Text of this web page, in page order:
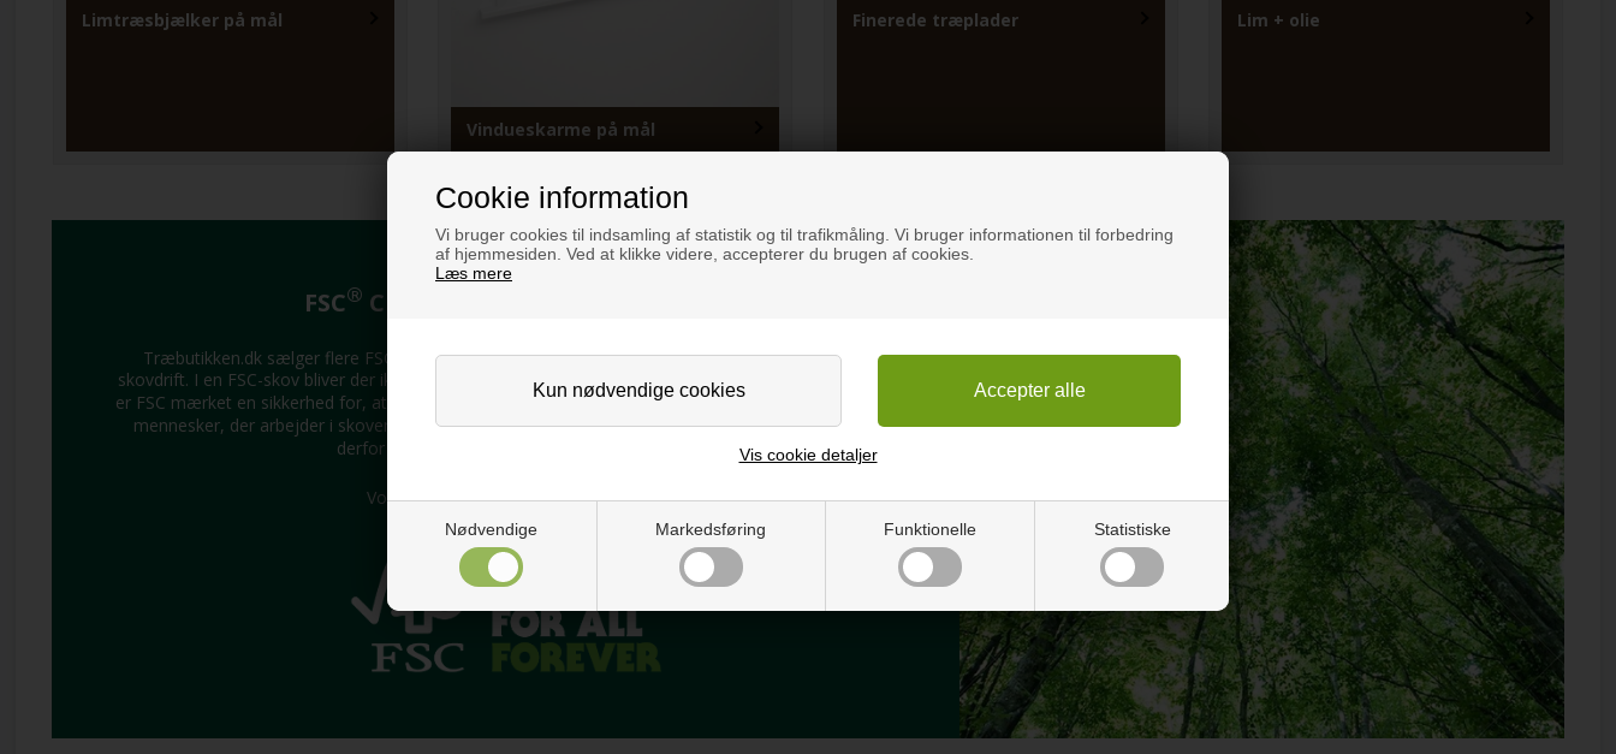
Cookie information
Vi bruger cookies til indsamling af statistik og til trafikmåling. Vi bruger informationen til forbedring
af hjemmesiden. Ved at klikke videre, accepterer du brugen af cookies.
Læs mere
Nødvendige Markedsføring Funktionelle Statistiske
Vis cookie detaljer
Limtræsbjælker på mål
Vindueskarme på mål
Finerede træplader Lim + olie
FSC® CERTIFICEREDE PRODUKTER
Træbutikken.dk sælger flere FSC
-certificerede produkter. FSC er et miljømærke for ansvarlig
skovdrift. I en FSC-skov bliver der ikke fældet mere træ, end skoven kan nå at reproducere. Samtidig
er FSC mærket en sikkerhed for, at dyr og planteliv bevares og beskyttes under skovdriften, og at de
mennesker, der arbejder i skoven, er sikret uddannelse, sikkerhedsudstyr og en ordentlig løn. Se
derfor efter vores FSC-mærkede produkter.
Vores licenskode er: FSC N001813